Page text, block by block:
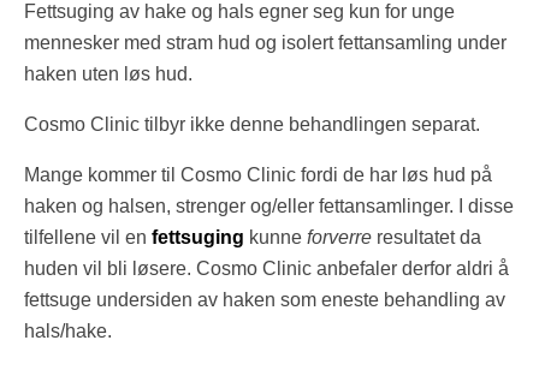
Fettsuging av hake og hals egner seg kun for unge
mennesker med stram hud og isolert fettansamling under
haken uten løs hud.
Cosmo Clinic tilbyr ikke denne behandlingen separat.
Mange kommer til Cosmo Clinic fordi de har løs hud på
haken og halsen, strenger og/eller fettansamlinger. I disse
tilfellene vil en fettsuging kunne forverre resultatet da
huden vil bli løsere. Cosmo Clinic anbefaler derfor aldri å
fettsuge undersiden av haken som eneste behandling av
hals/hake.